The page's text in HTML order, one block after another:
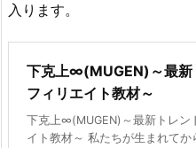
入ります。
下克上∞(MUGEN)～最新
フィリエイト教材～
下克上∞(MUGEN)～最新トレン
イト教材～ 私たちが生まれてか